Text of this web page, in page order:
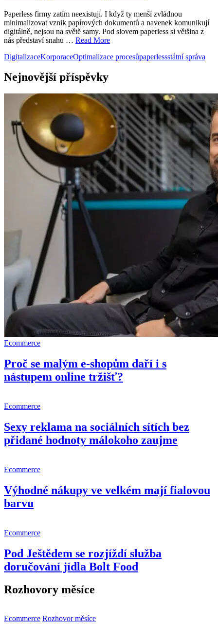
Paperless firmy zatím neexistují. I když ty menší zvládnou
minimalizovat vznik papírových dokumentů a navenek komunikují
digitálně, nejsou na světě samy. Pod slovem paperless si většina z
nás představí snahu … Read More
DigitalizaceKorporaceOptimalizace procesůpaperlessstátní správa
Nejnovější příspěvky
Ecommerce
Proč se malým e-shopům daří i s
nástupem online tržišť?
Ecommerce
Sexy reklama na sociálních sítích bez
přidané hodnoty málokoho zaujme
Ecommerce
Výhodné nákupy ve velkém mají fialovou
barvu
Ecommerce
Pod Ještědem se rozjíždí služba
doručování jídla Bolt Food
Rozhovory měsíce
Ecommerce Rozhovor měsíce